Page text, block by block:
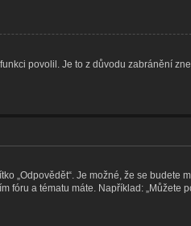
povolil. Je to z důvodu zabránění
„Odpovědět“. Je možné, že se budete
fóru a tématu máte. Například: „Můžete